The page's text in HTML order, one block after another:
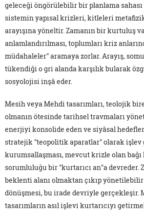
geleceği öngörülebilir bir planlama
sistemin yapısal krizleri, kitleleri
arayışına yöneltir. Zamanın bir kurtuluş
anlamlandırılması, toplumları kriz
müdahaleler" aramaya zorlar. Arayış,
tükendiği o gri alanda karşılık bularak
sosyolojisi inşâ eder.
Mesih veya Mehdi tasarımları, teolojik
olmanın ötesinde tarihsel travmaları
enerjiyi konsolide eden ve siyâsal
stratejik "teopolitik aparatlar" olarak işlev
kurumsallaşması, mevcut krizle olan
sorumluluğu bir "kurtarıcı an"a devreder.
beklenti alanı olmaktan çıkıp
dönüşmesi, bu irade devriyle gerçekleşir.
tasarımların asıl işlevi kurtarıcıyı